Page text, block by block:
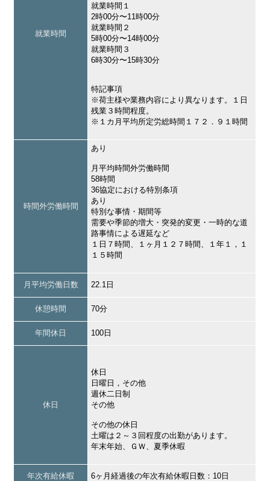
就業時間
就業時間１
2時00分〜11時00分
就業時間２
5時00分〜14時00分
就業時間３
6時30分〜15時30分
特記事項
※荷主様や業務内容により異なります。１日
残業３時間程度。
※１カ月平均所定労総時間１７２．９１時間
時間外労働時間
あり
月平均時間外労働時間
58時間
36協定における特別条項
あり
特別な事情・期間等
需要や季節的増大・突発的変更・一時的な道
路事情による遅延など
１日７時間、１ヶ月１２７時間、１年１，１
１５時間
月平均労働日数 22.1日
休憩時間 70分
年間休日 100日
休日
休日
日曜日，その他
週休二日制
その他
その他の休日
土曜は２～３回程度の出勤があります。
年末年始、ＧＷ、夏季休暇
年次有給休暇 6ヶ月経過後の年次有給休暇日数：10日